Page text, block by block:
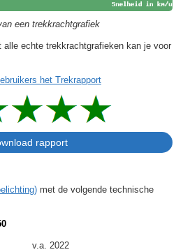
een trekkrachtgrafiek
alle echte trekkrachtgrafieken kan je voor
het Trekrapport
met de volgende technische
v.a. 2022